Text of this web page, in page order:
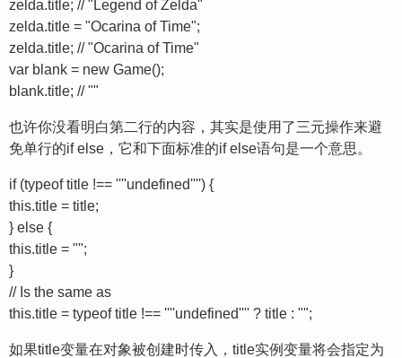
zelda.title; // "Legend of Zelda"
zelda.title = "Ocarina of Time";
zelda.title; // "Ocarina of Time"
var blank = new Game();
blank.title; // ""
也许你没看明白第二行的内容，其实是使用了三元操作来避
免单行的if else，它和下面标准的if else语句是一个意思。
if (typeof title !== ''''undefined'''') {
this.title = title;
} else {
this.title = "";
}
// Is the same as
this.title = typeof title !== ''''undefined'''' ? title : "";
如果title变量在对象被创建时传入，title实例变量将会指定为